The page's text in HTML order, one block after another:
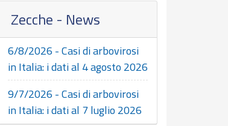
Zecche - News
6/8/2026 - Casi di arbovirosi
in Italia: i dati al 4 agosto 2026
9/7/2026 - Casi di arbovirosi
in Italia: i dati al 7 luglio 2026